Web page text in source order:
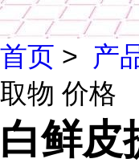
首页 > 产
取物 价格
白鲜皮